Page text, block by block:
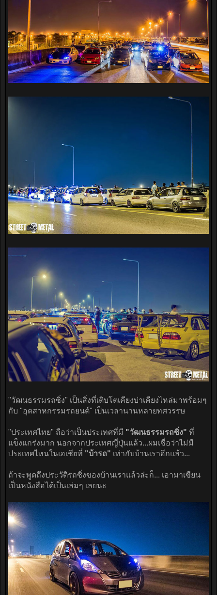
"วัฒนธรรมรถซิ่ง" เป็นสิ่งที่เติบโตเคียงบ่าเคียงไหล่มาพร้อมๆ
กับ "อุตสาหกรรมรถยนต์" เป็นเวลานานหลายทศวรรษ
"ประเทศไทย" ถือว่าเป็นประเทศที่มี "วัฒนธรรมรถซิ่ง" ที่
แข็งแกร่งมาก นอกจากประเทศญี่ปุ่นแล้ว...ผมเชื่อว่าไม่มี
ประเทศไหนในเอเชียที่ "บ้ารถ" เท่ากับบ้านเราอีกแล้ว...
ถ้าจะพูดถึงประวัติรถซิ่งของบ้านเราแล้วล่ะก็... เอามาเขียน
เป็นหนังสือได้เป็นเล่มๆ เลยนะ